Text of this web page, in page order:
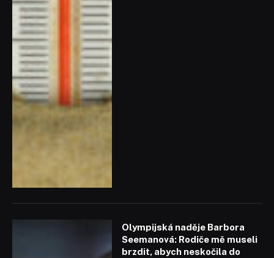
Olympijská naděje Barbora
Seemanová: Rodiče mě museli
brzdit, abych neskočila do